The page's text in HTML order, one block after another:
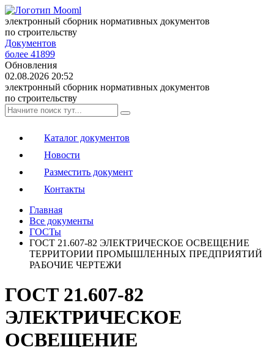
электронный сборник нормативных документов
по строительству
Документов
более 41899
Обновления
02.08.2026 20:52
электронный сборник нормативных документов
по строительству
Каталог документов
Новости
Разместить документ
Контакты
Главная
Все документы
ГОСТы
ГОСТ 21.607-82 ЭЛЕКТРИЧЕСКОЕ ОСВЕЩЕНИЕ
ТЕРРИТОРИИ ПРОМЫШЛЕННЫХ ПРЕДПРИЯТИЙ
РАБОЧИЕ ЧЕРТЕЖИ
ГОСТ 21.607-82
ЭЛЕКТРИЧЕСКОЕ
ОСВЕЩЕНИЕ